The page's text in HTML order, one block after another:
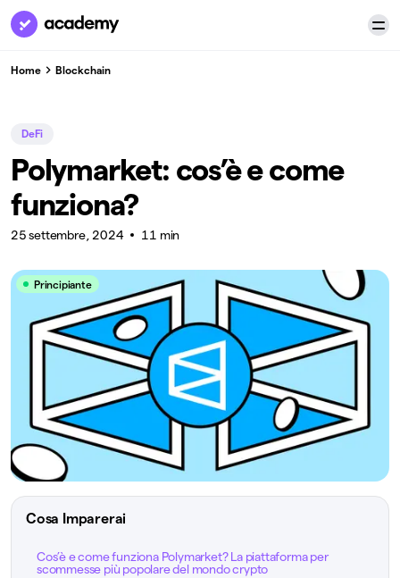
Home Blockchain
DeFi
Polymarket: cos’è e come
funziona?
25 settembre, 2024 11 min
Principiante
Cosa Imparerai
Cos’è e come funziona Polymarket? La piattaforma per
scommesse più popolare del mondo crypto